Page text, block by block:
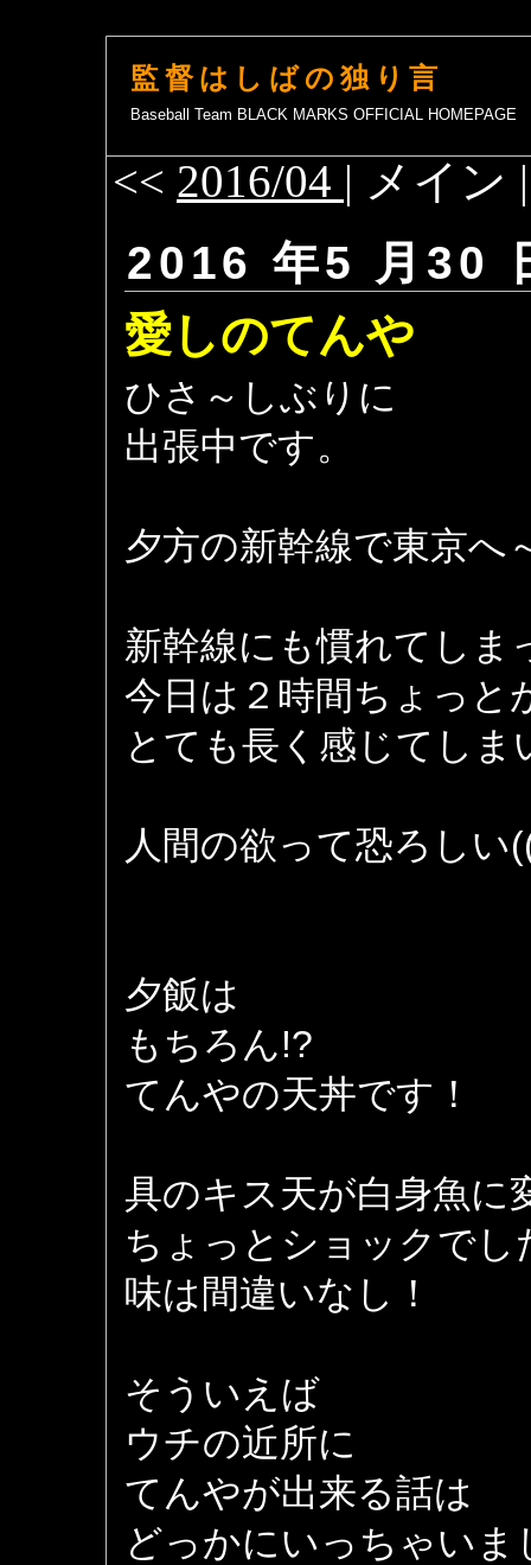
監督はしばの独り言
Baseball Team BLACK MARKS OFFICIAL HOMEPAGE
<< 2016/04 | メイン
2016 年5 月30
愛しのてんや
ひさ～しぶりに
出張中です。
夕方の新幹線で東京へ
新幹線にも慣れてしま
今日は２時間ちょっと
とても長く感じてしま
人間の欲って恐ろしい
夕飯は
もちろん!?
てんやの天丼です！
具のキス天が白身魚に
ちょっとショックでし
味は間違いなし！
そういえば
ウチの近所に
てんやが出来る話は
どっかにいっちゃいま